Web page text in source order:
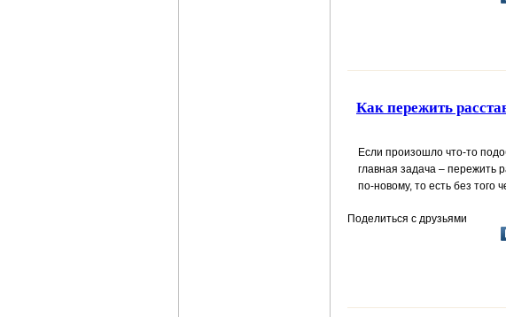
Как пережить
Если произошло что-то
главная задача – пережить
по-новому, то есть без того
Поделиться с друзьями